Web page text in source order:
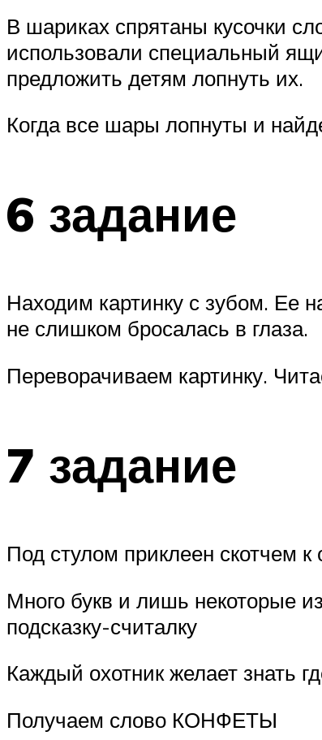
В шариках спрятаны кусочки
использовали специальный
предложить детям лопнуть их.
Когда все шары лопнуты и
6 задание
Находим картинку с зубом. Ее
не слишком бросалась в глаза.
Переворачиваем картинку.
7 задание
Под стулом приклеен скотчем к
Много букв и лишь некоторые
подсказку-считалку
Каждый охотник желает знать
Получаем слово КОНФЕТЫ